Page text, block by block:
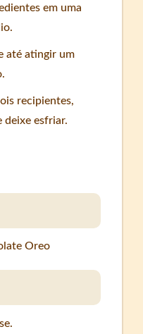
em uma
até atingir um
recipientes,
deixe esfriar.
Oreo